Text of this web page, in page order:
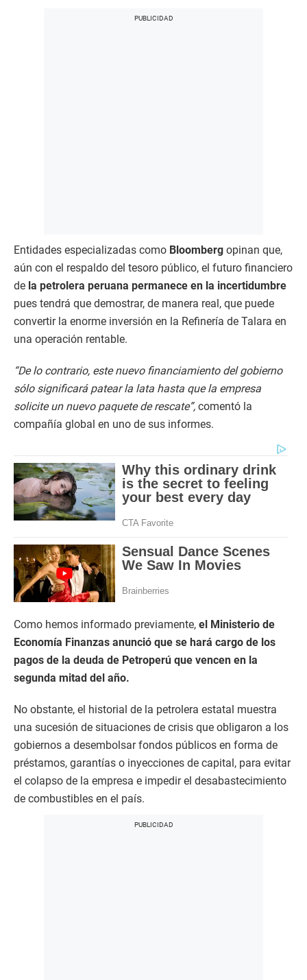
Entidades especializadas como Bloomberg opinan que,
aún con el respaldo del tesoro público, el futuro financiero
de la petrolera peruana permanece en la incertidumbre
pues tendrá que demostrar, de manera real, que puede
convertir la enorme inversión en la Refinería de Talara en
una operación rentable.
“De lo contrario, este nuevo financiamiento del gobierno
sólo significará patear la lata hasta que la empresa
solicite un nuevo paquete de rescate”, comentó la
compañía global en uno de sus informes.
Como hemos informado previamente, el Ministerio de
Economía Finanzas anunció que se hará cargo de los
pagos de la deuda de Petroperú que vencen en la
segunda mitad del año.
No obstante, el historial de la petrolera estatal muestra
una sucesión de situaciones de crisis que obligaron a los
gobiernos a desembolsar fondos públicos en forma de
préstamos, garantías o inyecciones de capital, para evitar
el colapso de la empresa e impedir el desabastecimiento
de combustibles en el país.